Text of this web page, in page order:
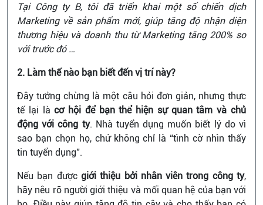
Tại Công ty B, tôi đã triển khai một số chiến dịch
Marketing về sản phẩm mới, giúp tăng độ nhận diện
thương hiệu và doanh thu từ Marketing tăng 200% so
với trước đó …
2. Làm thế nào bạn biết đến vị trí này?
Đây tưởng chừng là một câu hỏi đơn giản, nhưng thực
tế lại làcơ hội để bạn thể hiện sự quan tâm và chủ
động với công ty. Nhà tuyển dụng muốn biết lý do vì
sao bạn chọn họ, chứ không chỉ là “tình cờ nhìn thấy
tin tuyển dụng”.
Nếu bạn được giới thiệu bởi nhân viên trong công ty,
hãy nêu rõ người giới thiệu và mối quan hệ của bạn với